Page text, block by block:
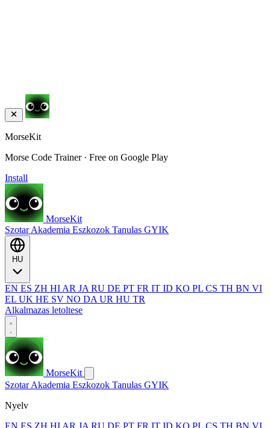
MorseKit
Morse Code Trainer · Free on Google Play
Install
MorseKit
SzotarAkademia Eszkozok Tanulas GYIK
EN ES ZH HI AR JA RU DE PT FR IT ID KO PL CS TH BN VI
EL UK HE SV NO DA UR HU TR
Alkalmazas letoltese
MorseKit
SzotarAkademia Eszkozok Tanulas GYIK
Nyelv
EN ES ZH HI AR JA RU DE PT FR IT ID KO PL CS TH BN VI